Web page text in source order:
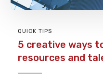
QUICK TIPS
5 creative ways
resources and